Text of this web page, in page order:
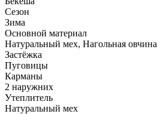
Сезон
Зима
Основной материал
Натуральный мех, Нагольная овчина
Застёжка
Пуговицы
Карманы
2 наружних
Утеплитель
Натуральный мех